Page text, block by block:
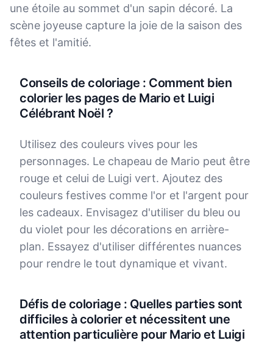
une étoile au sommet d'un sapin décoré. La
scène joyeuse capture la joie de la saison des
fêtes et l'amitié.
Conseils de coloriage : Comment bien
colorier les pages de Mario et Luigi
Célébrant Noël ?
Utilisez des couleurs vives pour les
personnages. Le chapeau de Mario peut être
rouge et celui de Luigi vert. Ajoutez des
couleurs festives comme l'or et l'argent pour
les cadeaux. Envisagez d'utiliser du bleu ou
du violet pour les décorations en arrière-
plan. Essayez d'utiliser différentes nuances
pour rendre le tout dynamique et vivant.
Défis de coloriage : Quelles parties sont
difficiles à colorier et nécessitent une
attention particulière pour Mario et Luigi